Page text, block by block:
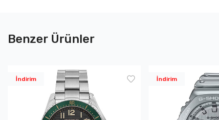
Benzer Ürünler
İndirim İndirim